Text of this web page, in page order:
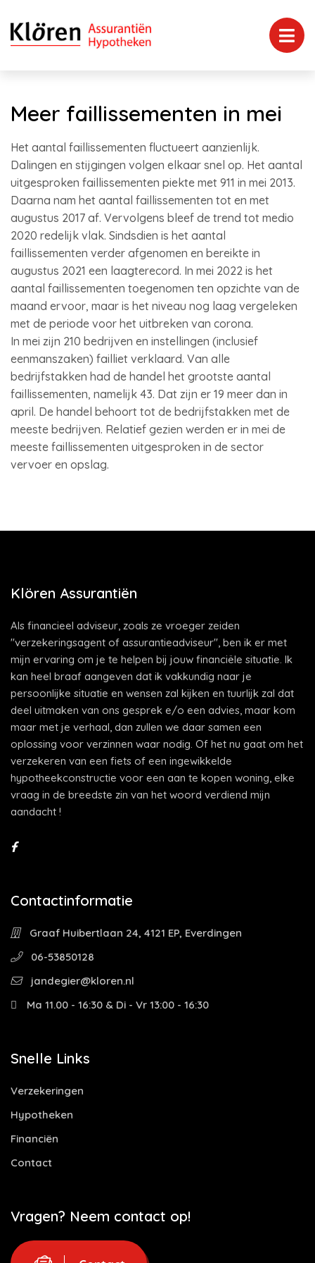
Meer faillissementen in mei
Het aantal faillissementen fluctueert aanzienlijk.
Dalingen en stijgingen volgen elkaar snel op. Het aantal
uitgesproken faillissementen piekte met 911 in mei 2013.
Daarna nam het aantal faillissementen tot en met
augustus 2017 af. Vervolgens bleef de trend tot medio
2020 redelijk vlak. Sindsdien is het aantal
faillissementen verder afgenomen en bereikte in
augustus 2021 een laagterecord. In mei 2022 is het
aantal faillissementen toegenomen ten opzichte van de
maand ervoor, maar is het niveau nog laag vergeleken
met de periode voor het uitbreken van corona.
In mei zijn 210 bedrijven en instellingen (inclusief
eenmanszaken) failliet verklaard. Van alle
bedrijfstakken had de handel het grootste aantal
faillissementen, namelijk 43. Dat zijn er 19 meer dan in
april. De handel behoort tot de bedrijfstakken met de
meeste bedrijven. Relatief gezien werden er in mei de
meeste faillissementen uitgesproken in de sector
vervoer en opslag.
Klören Assurantiën
Als financieel adviseur, zoals ze vroeger zeiden
"verzekeringsagent of assurantieadviseur", ben ik er met
mijn ervaring om je te helpen bij jouw financiële situatie. Ik
kan heel braaf aangeven dat ik vakkundig naar je
persoonlijke situatie en wensen zal kijken en tuurlijk zal dat
deel uitmaken van ons gesprek e/o een advies, maar kom
maar met je verhaal, dan zullen we daar samen een
oplossing voor verzinnen waar nodig. Of het nu gaat om het
verzekeren van een fiets of een ingewikkelde
hypotheekconstructie voor een aan te kopen woning, elke
vraag in de breedste zin van het woord verdiend mijn
aandacht !
Contactinformatie
Graaf Huibertlaan 24, 4121 EP, Everdingen
06-53850128
jandegier@kloren.nl
Ma 11.00 - 16:30 & Di - Vr 13:00 - 16:30
Snelle Links
Verzekeringen
Hypotheken
Financiën
Contact
Vragen? Neem contact op!